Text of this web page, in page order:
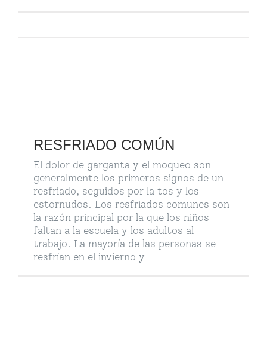
RESFRIADO COMÚN
El dolor de garganta y el moqueo son
generalmente los primeros signos de un
resfriado, seguidos por la tos y los
estornudos. Los resfriados comunes son
la razón principal por la que los niños
faltan a la escuela y los adultos al
trabajo. La mayoría de las personas se
resfrían en el invierno y